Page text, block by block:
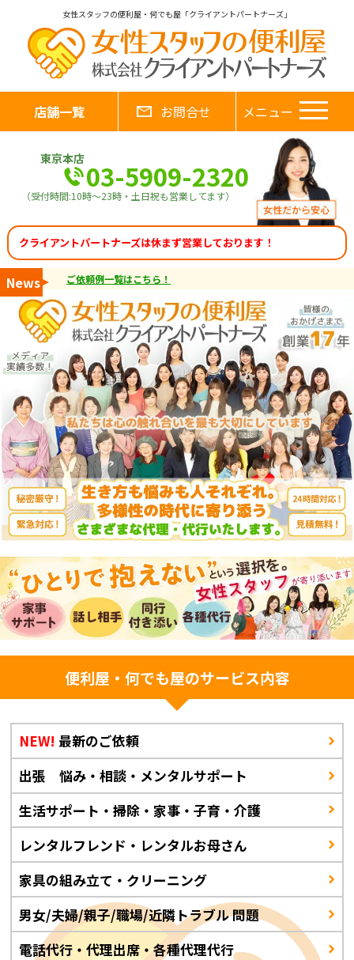
女性スタッフの便利屋・何でも屋「クライアントパートナーズ」
店舗一覧 お問合せ メニュー
東京本店03-5909-2320
（受付時間:10時～23時・土日祝も営業してます）
クライアントパートナーズは休まず営業しております！
News ご依頼例一覧はこちら！
便利屋・何でも屋のサービス内容
NEW! 最新のご依頼
出張 悩み・相談・メンタルサポート
生活サポート・掃除・家事・子育・介護
レンタルフレンド・レンタルお母さん
家具の組み立て・クリーニング
男女/夫婦/親子/職場/近隣トラブル 問題
電話代行・代理出席・各種代理代行